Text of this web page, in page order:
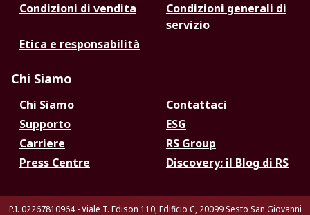
Condizioni di vendita
Condizioni generali di
servizio
Etica e responsabilità
Chi Siamo
Chi Siamo
Contattaci
Supporto
ESG
Carriere
RS Group
Press Centre
Discovery: il Blog di RS
P.I. 02267810964 - Viale T. Edison 110, Edificio C, 20099 Sesto San Giovanni